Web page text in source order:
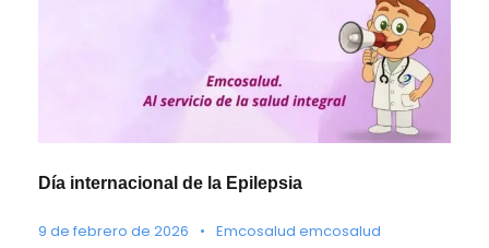
Día internacional de la Epilepsia
9 de febrero de 2026 • Emcosalud emcosalud